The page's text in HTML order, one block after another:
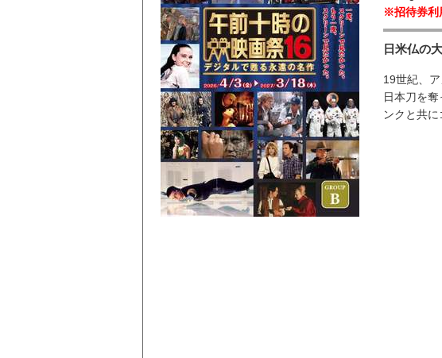
※招待券利
日米仏の
19世紀、
日本刀を
ンクと共